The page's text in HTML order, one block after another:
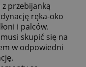
z przebijanką
ręka-oko
i palców.
skupić się na
w odpowiedni